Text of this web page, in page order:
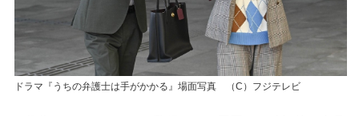
ドラマ『うちの弁護士は手がかかる』場面写真 （C）フジテレビ